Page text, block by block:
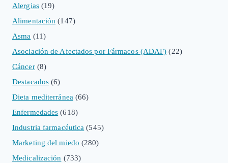
Alergias(19)
Alimentación (147)
Asma (11)
Asociación de Afectados por Fármacos (ADAF) (22)
Cáncer(8)
Destacados (6)
Dieta mediterránea (66)
Enfermedades (618)
Industria farmacéutica (545)
Marketing del miedo (280)
Medicalización (733)